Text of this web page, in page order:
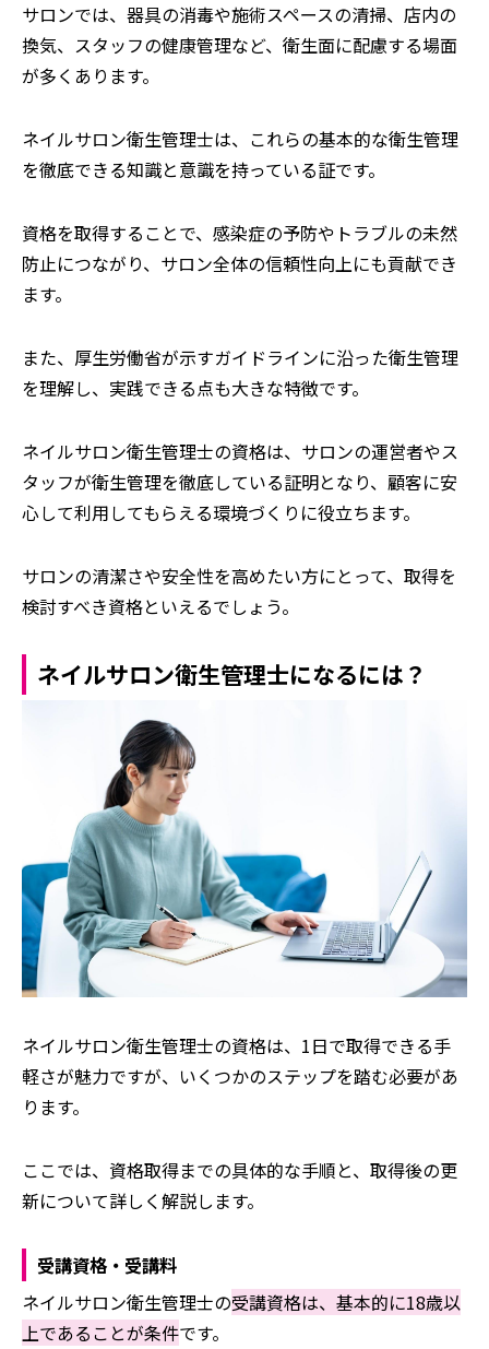
サロンでは、器具の消毒や施術スペースの清掃、店内の
換気、スタッフの健康管理など、衛生面に配慮する場面
が多くあります。
ネイルサロン衛生管理士は、これらの基本的な衛生管理
を徹底できる知識と意識を持っている証です。
資格を取得することで、感染症の予防やトラブルの未然
防止につながり、サロン全体の信頼性向上にも貢献でき
ます。
また、厚生労働省が示すガイドラインに沿った衛生管理
を理解し、実践できる点も大きな特徴です。
ネイルサロン衛生管理士の資格は、サロンの運営者やス
タッフが衛生管理を徹底している証明となり、顧客に安
心して利用してもらえる環境づくりに役立ちます。
サロンの清潔さや安全性を高めたい方にとって、取得を
検討すべき資格といえるでしょう。
ネイルサロン衛生管理士になるには？
ネイルサロン衛生管理士の資格は、1日で取得できる手
軽さが魅力ですが、いくつかのステップを踏む必要があ
ります。
ここでは、資格取得までの具体的な手順と、取得後の更
新について詳しく解説します。
受講資格・受講料
ネイルサロン衛生管理士の受講資格は、基本的に18歳以
上であることが条件です。